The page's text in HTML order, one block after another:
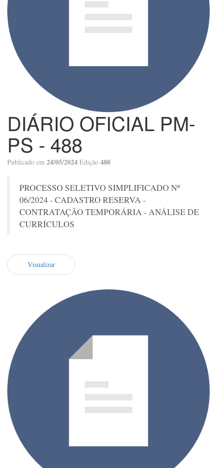
DIÁRIO OFICIAL PM-
PS - 488
Publicado em 24/05/2024 Edição 488
PROCESSO SELETIVO SIMPLIFICADO Nº
06/2024 - CADASTRO RESERVA -
CONTRATAÇÃO TEMPORÁRIA - ANÁLISE DE
CURRÍCULOS
Visualizar